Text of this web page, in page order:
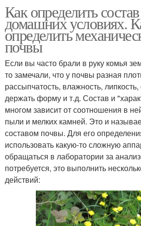
Как определить
домашних условиях.
определить
почвы
Если вы часто брали в руку комья
то замечали, что у почвы разная
рассыпчатость, влажность,
держать форму и т.д. Состав и
многом зависит от соотношения в
пыли и мелких камней. Это и
составом почвы. Для его
использовать какую-то сложную
обращаться в лаборатории за
потребуется, это выполнить
действий: